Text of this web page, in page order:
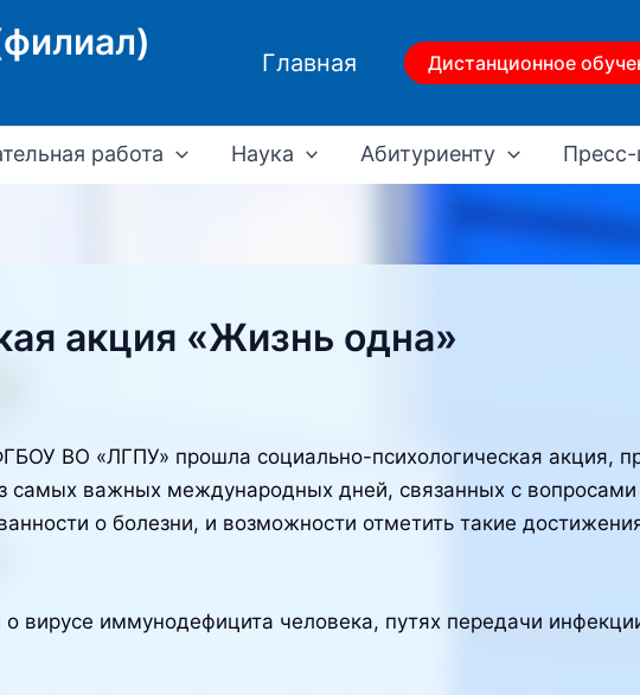
Главная Дистанционное
работа Наука Абитуриенту Пресс-
акция «Жизнь одна»
ВО «ЛГПУ» прошла социально-психологическая акция,
важных международных дней, связанных с вопросами
о болезни, и возможности отметить такие
вирусе иммунодефицита человека, путях передачи